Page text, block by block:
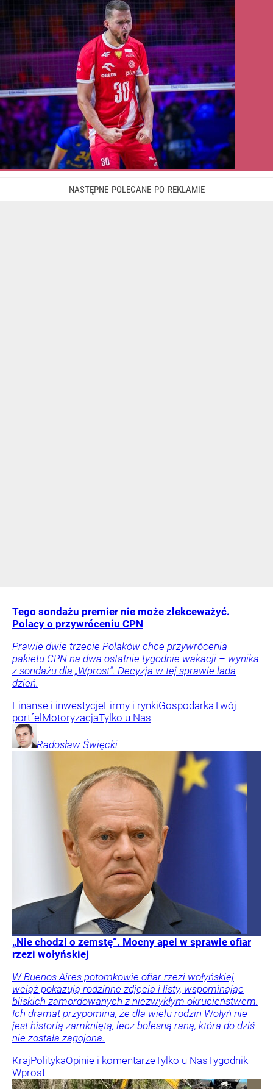
Tego sondażu premier nie może zlekceważyć.
Polacy o przywróceniu CPN
Prawie dwie trzecie Polaków chce przywrócenia
pakietu CPN na dwa ostatnie tygodnie wakacji – wynika
z sondażu dla „Wprost”. Decyzja w tej sprawie lada
dzień.
Finanse i inwestycjeFirmy i rynkiGospodarkaTwój
portfel MotoryzacjaTylko u Nas
Radosław Święcki
„Nie chodzi o zemstę”. Mocny apel w sprawie ofiar
rzezi wołyńskiej
W Buenos Aires potomkowie ofiar rzezi wołyńskiej
wciąż pokazują rodzinne zdjęcia i listy, wspominając
bliskich zamordowanych z niezwykłym okrucieństwem.
Ich dramat przypomina, że dla wielu rodzin Wołyń nie
jest historią zamkniętą, lecz bolesną raną, która do dziś
nie została zagojona.
KrajPolitykaOpinie i komentarzeTylko u NasTygodnik
Wprost